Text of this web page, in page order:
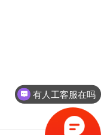
有人工客服在吗